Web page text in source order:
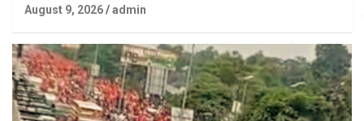
August 9, 2026 admin